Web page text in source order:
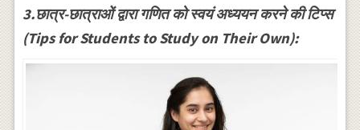
3.छात्र-छात्राओं द्वारा गणित को स्वयं अध्ययन करने की टिप्स
(Tips for Students to Study on Their Own):